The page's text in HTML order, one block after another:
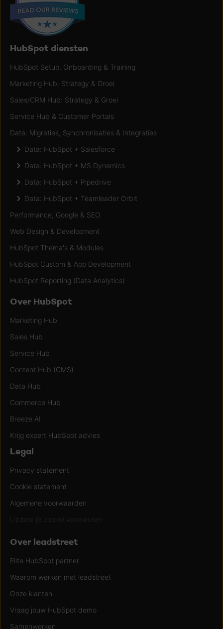
HubSpot diensten
HubSpot Setup, Onboarding & Training
Marketing Hub: Strategy & Groei
Sales/CRM Hub: Strategy & Groei
Service Hub & Customer Portals
Data: Migraties, Synchronisaties & Integraties
Data: HubSpot + Salesforce
Data: HubSpot + MS Dynamics
Data: HubSpot + Pipedrive
Data: HubSpot + Teamleader Orbit
Performance, Google & SEO
Web Design & Development
HubSpot Thema's & Modules
HubSpot Custom & App Development
HubSpot Reporting (Data Analytics)
Over HubSpot
Marketing Hub
Sales Hub
Service Hub
Content Hub (CMS)
Data Hub
Commerce Hub
Breeze AI
Krijg expert HubSpot advies
Legal
Privacy statement
Cookie statement
Algemene voorwaarden
Update je cookie voorkeuren
Over leadstreet
Elite HubSpot partner
Waarom werken met leadstreet
Onze klanten
Vraag jouw HubSpot demo
Samenwerken